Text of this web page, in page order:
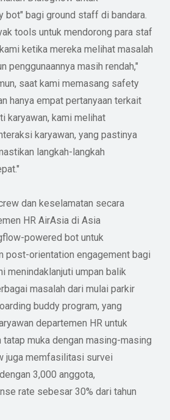
bot" bagi ground staff di bandara.
tools untuk mendorong para staf
ketika mereka melihat masalah
penggunaannya masih rendah,"
saat kami memasang safety
hanya empat pertanyaan terkait
karyawan, kami melihat
karyawan, yang pastinya
langkah-langkah
dan keselamatan secara
HR AirAsia di Asia
powered bot untuk
post-orientation engagement bagi
menindaklanjuti umpan balik
masalah dari mulai parkir
buddy program, yang
departemen HR untuk
tatap muka dengan masing-masing
juga memfasilitasi survei
3,000 anggota,
rate sebesar 30% dari tahun